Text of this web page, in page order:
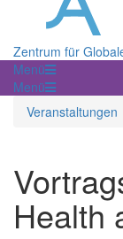
Zentrum für
Menü
Menü
Veranstaltungen
Health